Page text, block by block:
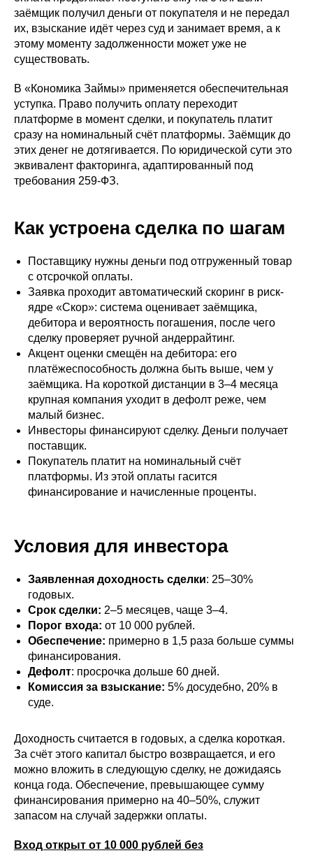
заёмщик получил деньги от покупателя и не передал
их, взыскание идёт через суд и занимает время, а к
этому моменту задолженности может уже не
существовать.
В «Кономика Займы» применяется обеспечительная
уступка. Право получить оплату переходит
платформе в момент сделки, и покупатель платит
сразу на номинальный счёт платформы. Заёмщик до
этих денег не дотягивается. По юридической сути это
эквивалент факторинга, адаптированный под
требования 259-ФЗ.
Как устроена сделка по шагам
Поставщику нужны деньги под отгруженный товар
с отсрочкой оплаты.
Заявка проходит автоматический скоринг в риск-
ядре «Скор»: система оценивает заёмщика,
дебитора и вероятность погашения, после чего
сделку проверяет ручной андеррайтинг.
Акцент оценки смещён на дебитора: его
платёжеспособность должна быть выше, чем у
заёмщика. На короткой дистанции в 3–4 месяца
крупная компания уходит в дефолт реже, чем
малый бизнес.
Инвесторы финансируют сделку. Деньги получает
поставщик.
Покупатель платит на номинальный счёт
платформы. Из этой оплаты гасится
финансирование и начисленные проценты.
Условия для инвестора
Заявленная доходность сделки: 25–30%
годовых.
Срок сделки: 2–5 месяцев, чаще 3–4.
Порог входа: от 10 000 рублей.
Обеспечение: примерно в 1,5 раза больше суммы
финансирования.
Дефолт: просрочка дольше 60 дней.
Комиссия за взыскание: 5% досудебно, 20% в
суде.
Доходность считается в годовых, а сделка короткая.
За счёт этого капитал быстро возвращается, и его
можно вложить в следующую сделку, не дожидаясь
конца года. Обеспечение, превышающее сумму
финансирования примерно на 40–50%, служит
запасом на случай задержки оплаты.
Вход открыт от 10 000 рублей без